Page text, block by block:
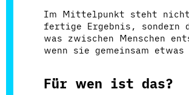
Im Mittelpunkt steht
fertige Ergebnis, sondern
was zwischen Menschen
wenn sie gemeinsam
Für wen ist das?